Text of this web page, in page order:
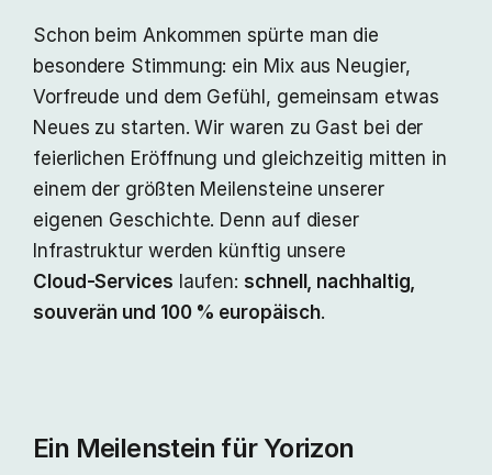
Schon beim Ankommen spürte man die
besondere Stimmung: ein Mix aus Neugier,
Vorfreude und dem Gefühl, gemeinsam etwas
Neues zu starten. Wir waren zu Gast bei der
feierlichen Eröffnung und gleichzeitig mitten in
einem der größten Meilensteine unserer
eigenen Geschichte. Denn auf dieser
Infrastruktur werden künftig unsere
Cloud‑Services laufen: schnell, nachhaltig,
souverän und 100 % europäisch.
Ein Meilenstein für Yorizon